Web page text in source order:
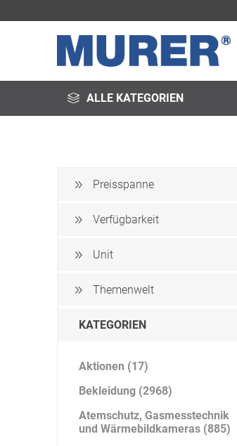
ALLE KATEGORIEN
autoterm
Preisspanne
Verfügbarkeit
Unit
Themenwelt
KATEGORIEN
Aktionen (17)
Bekleidung (2968)
Atemschutz, Gasmesstechnik
und Wärmebildkameras (885)